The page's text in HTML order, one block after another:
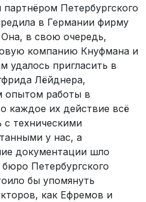
Петербургского
в Германии фирму
в свою очередь,
компанию Кнуфмана и
удалось пригласить в
Лёйднера,
опытом работы в
каждое их действие всё
с техническими
у нас, а
документации шло
Петербургского
бы упомянуть
как Ефремов и